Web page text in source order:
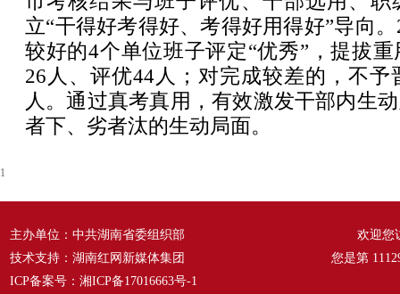
立“干得好考得好、考得好用得好”导向
较好的4个单位班子评定“优秀”，提拔
26人、评优44人；对完成较差的，不
人。通过真考真用，有效激发干部内生
者下、劣者汰的生动局面。
1
主办单位：中共湖南省委组织部
技术支持：湖南红网新媒体集团
ICP备案号： 湘ICP备17016663号-1
欢迎您
您是第